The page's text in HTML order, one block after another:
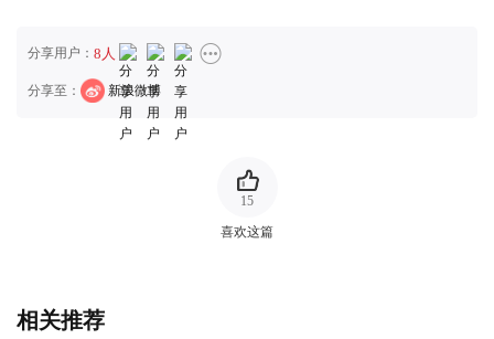
分享用户： 8人
分享至： 新浪微博
喜欢这篇
15
相关推荐